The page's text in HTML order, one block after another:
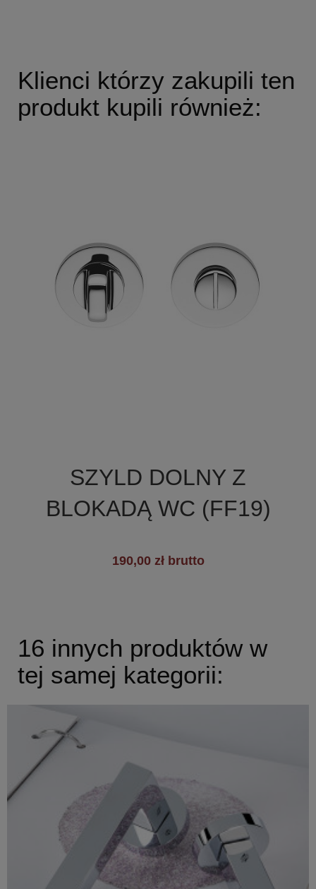
Klienci którzy zakupili ten
produkt kupili również:
SZYLD DOLNY Z
BLOKADĄ WC (FF19)
190,00 zł brutto
16 innych produktów w
tej samej kategorii: